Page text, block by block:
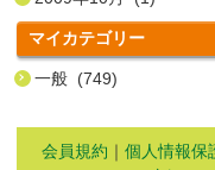
マイカテゴリー
一般 (749)
会員規約 ｜ 個人情報保